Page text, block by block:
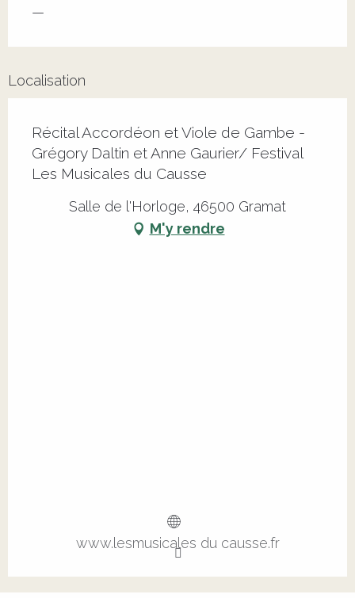
—
Localisation
Récital Accordéon et Viole de Gambe -
Grégory Daltin et Anne Gaurier/ Festival
Les Musicales du Causse
Salle de l'Horloge, 46500 Gramat
M'y rendre
www.lesmusicales du causse.fr